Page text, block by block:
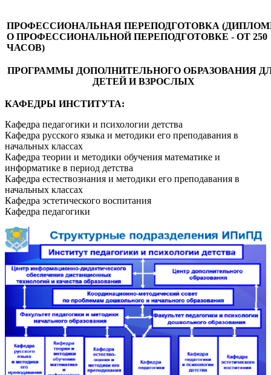
ПРОФЕССИОНАЛЬНАЯ ПЕРЕПОДГОТОВКА
О ПРОФЕССИОНАЛЬНОЙ ПЕРЕПОДГОТОВКЕ - ОТ 250
ЧАСОВ)
ПРОГРАММЫ ДОПОЛНИТЕЛЬНОГО ОБРАЗОВАНИЯ
ДЕТЕЙ И ВЗРОСЛЫХ
КАФЕДРЫ ИНСТИТУТА:
Кафедра педагогики и психологии детства
Кафедра русского языка и методики его преподавания в
начальных классах
Кафедра теории и методики обучения математике и
информатике в период детства
Кафедра естествознания и методики его преподавания в
начальных класcах
Кафедра эстетического воспитания
Кафедра педагогики